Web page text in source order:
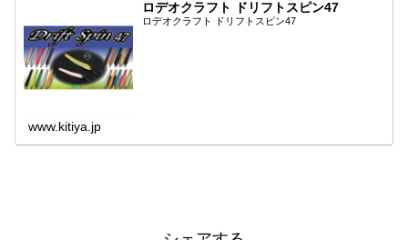
ロデオクラフト ドリフトスピン47
ロデオクラフト ドリフトスピン47
www.kitiya.jp